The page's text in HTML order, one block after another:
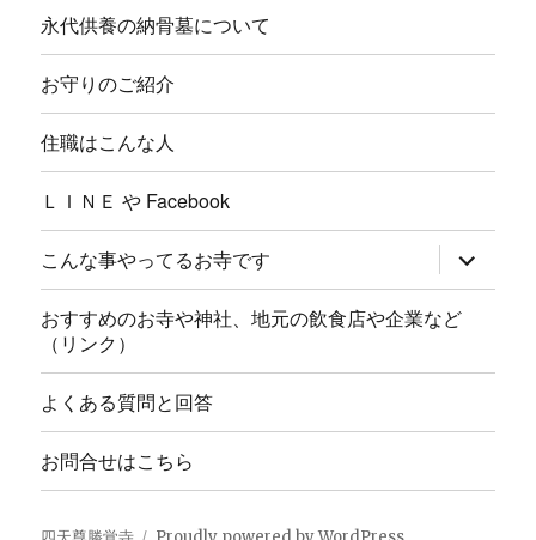
永代供養の納骨墓について
お守りのご紹介
住職はこんな人
ＬＩＮＥ や Facebook
こんな事やってるお寺です サ
ブ
メ
ニ
ュ
を
おすすめのお寺や神社、地元の飲食店や企業など
（リンク）
よくある質問と回答
お問合せはこちら